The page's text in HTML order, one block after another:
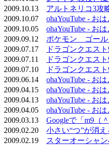
2009.10.13 アルトネリコ3攻
2009.10.07 ohaYouTube - お
2009.10.05 ohaYouTube - お
2009.09.12 ポケモン ゴール
2009.07.17
ドラゴンクエス
2009.07.11
ドラゴンクエス
2009.07.10
ドラゴンクエス
2009.06.14 ohaYouTube - お
2009.04.15 ohaYouTube - お
2009.04.13 ohaYouTube - お
2009.04.05 ohaYouTube - お
2009.03.13 Googleで「m9（
2009.02.20 小さい“つ”が消
2009.02.19
スターオーシャン